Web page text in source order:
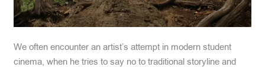
We often encounter an artist’s attempt in modern student
cinema, when he tries to say no to traditional storyline and